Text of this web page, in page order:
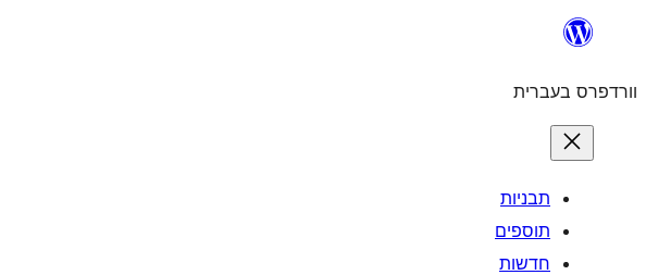
וורדפרס בעברית
תבניות
תוספים
חדשות